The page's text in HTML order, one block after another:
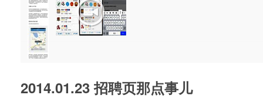
2014.01.23 招聘页那点事儿